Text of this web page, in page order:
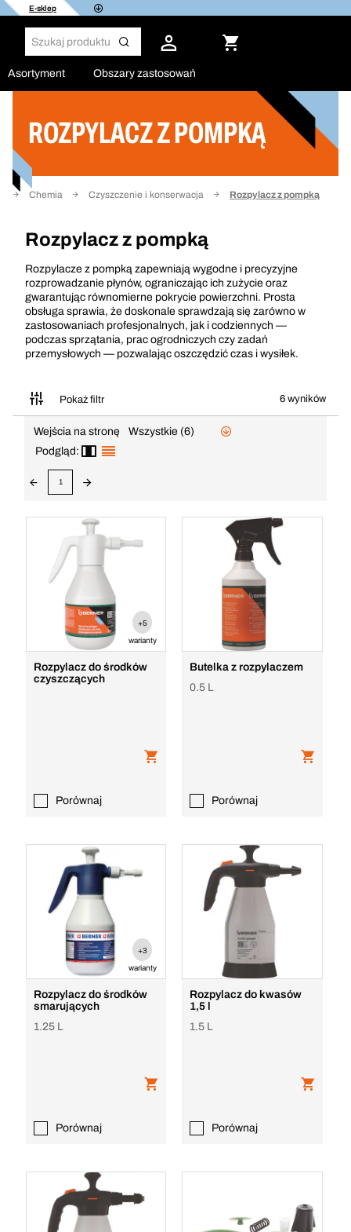
E-sklep
Asortyment Obszary zastosowań
ROZPYLACZ Z POMPKĄ
Chemia Czyszczenie i konserwacja Rozpylacz z pompką
Rozpylacz z pompką
Rozpylacze z pompką zapewniają wygodne i precyzyjne
rozprowadzanie płynów, ograniczając ich zużycie oraz
gwarantując równomierne pokrycie powierzchni. Prosta
obsługa sprawia, że doskonale sprawdzają się zarówno w
zastosowaniach profesjonalnych, jak i codziennych —
podczas sprzątania, prac ogrodniczych czy zadań
przemysłowych — pozwalając oszczędzić czas i wysiłek.
Pokaż filtr 6 wyników
Filtruj
Wejścia na stronę
Wszystkie (6)
Podgląd:
1
+5
warianty
Rozpylacz do środków
czyszczących
Porównaj
Butelka z rozpylaczem
0.5 L
Porównaj
+3
warianty
Rozpylacz do środków
smarujących
1.25 L
Porównaj
Rozpylacz do kwasów
1,5 l
1.5 L
Porównaj